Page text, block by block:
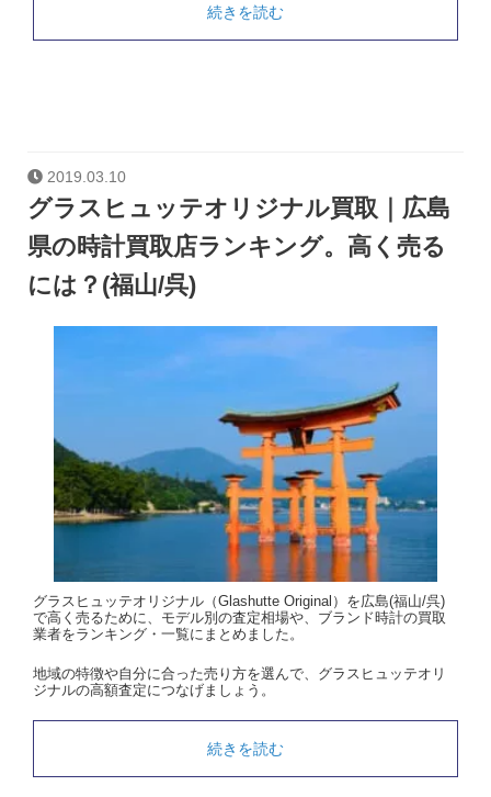
続きを読む
2019.03.10
グラスヒュッテオリジナル買取｜広島
県の時計買取店ランキング。高く売る
には？(福山/呉)
グラスヒュッテオリジナル（Glashutte Original）を広島(福山/呉)
で高く売るために、モデル別の査定相場や、ブランド時計の買取
業者をランキング・一覧にまとめました。
地域の特徴や自分に合った売り方を選んで、グラスヒュッテオリ
ジナルの高額査定につなげましょう。
続きを読む